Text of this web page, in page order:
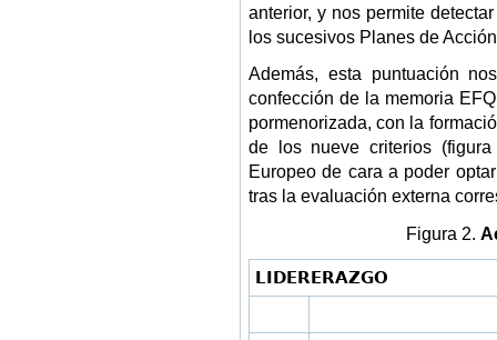
anterior, y nos permite
los sucesivos Planes de
Además, esta puntuación
confección de la memoria
pormenorizada, con la
de los nueve criterios
Europeo de cara a poder
tras la evaluación externa
Figura 2.
LIDERERAZGO